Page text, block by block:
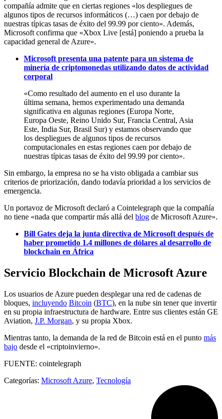
compañía admite que en ciertas regiones «los despliegues de
algunos tipos de recursos informáticos (…) caen por debajo de
nuestras típicas tasas de éxito del 99.99 por ciento». Además,
Microsoft confirma que «Xbox Live [está] poniendo a prueba la
capacidad general de Azure».
Microsoft presenta una patente para un sistema de
minería de criptomonedas utilizando datos de actividad
corporal
«Como resultado del aumento en el uso durante la
última semana, hemos experimentado una demanda
significativa en algunas regiones (Europa Norte,
Europa Oeste, Reino Unido Sur, Francia Central, Asia
Este, India Sur, Brasil Sur) y estamos observando que
los despliegues de algunos tipos de recursos
computacionales en estas regiones caen por debajo de
nuestras típicas tasas de éxito del 99.99 por ciento».
Sin embargo, la empresa no se ha visto obligada a cambiar sus
criterios de priorización, dando todavía prioridad a los servicios de
emergencia.
Un portavoz de Microsoft declaró a Cointelegraph que la compañía
no tiene «nada que compartir más allá del blog de Microsoft Azure».
Bill Gates deja la junta directiva de Microsoft después de
haber prometido 1.4 millones de dólares al desarrollo de
blockchain en África
Servicio Blockchain de Microsoft Azure
Los usuarios de Azure pueden desplegar una red de cadenas de
bloques, incluyendo Bitcoin (BTC), en la nube sin tener que invertir
en su propia infraestructura de hardware. Entre sus clientes están GE
Aviation, J.P. Morgan, y su propia Xbox.
Mientras tanto, la demanda de la red de Bitcoin está en el punto más
bajo desde el «criptoinvierno».
FUENTE: cointelegraph
Categorías: Microsoft Azure, Tecnología